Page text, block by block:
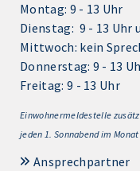
Montag: 9 - 13 Uhr
Dienstag: 9 - 13 Uhr
Mittwoch: kein
Donnerstag: 9 - 13
Freitag: 9 - 13 Uhr
Einwohnermeldestelle
jeden 1. Sonnabend im
Ansprechpartner